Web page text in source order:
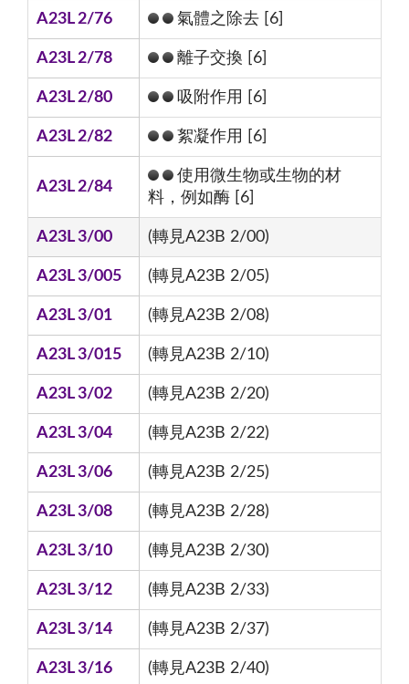
A23L 2/76 氣體之除去 [6]
A23L 2/78 離子交換 [6]
A23L 2/80 吸附作用 [6]
A23L 2/82 絮凝作用 [6]
A23L 2/84
使用微生物或生物的材
料，例如酶 [6]
A23L 3/00 (轉見A23B 2/00)
A23L 3/005 (轉見A23B 2/05)
A23L 3/01 (轉見A23B 2/08)
A23L 3/015 (轉見A23B 2/10)
A23L 3/02 (轉見A23B 2/20)
A23L 3/04 (轉見A23B 2/22)
A23L 3/06 (轉見A23B 2/25)
A23L 3/08 (轉見A23B 2/28)
A23L 3/10 (轉見A23B 2/30)
A23L 3/12 (轉見A23B 2/33)
A23L 3/14 (轉見A23B 2/37)
A23L 3/16 (轉見A23B 2/40)